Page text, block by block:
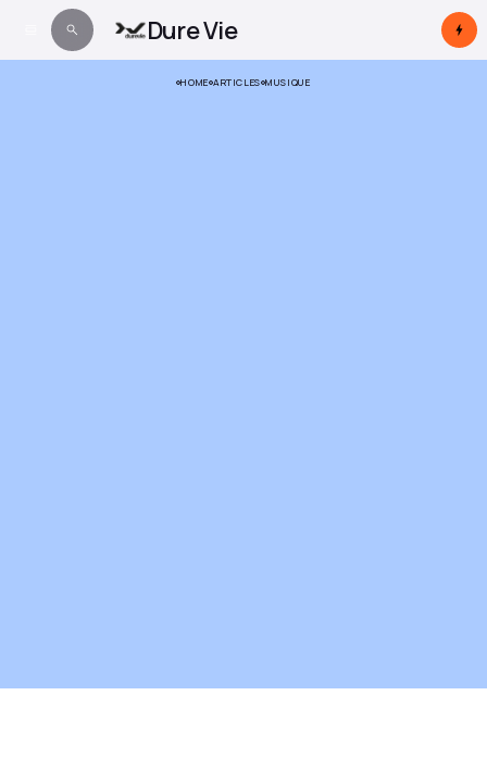
Dure Vie
HOME ARTICLES MUSIQUE